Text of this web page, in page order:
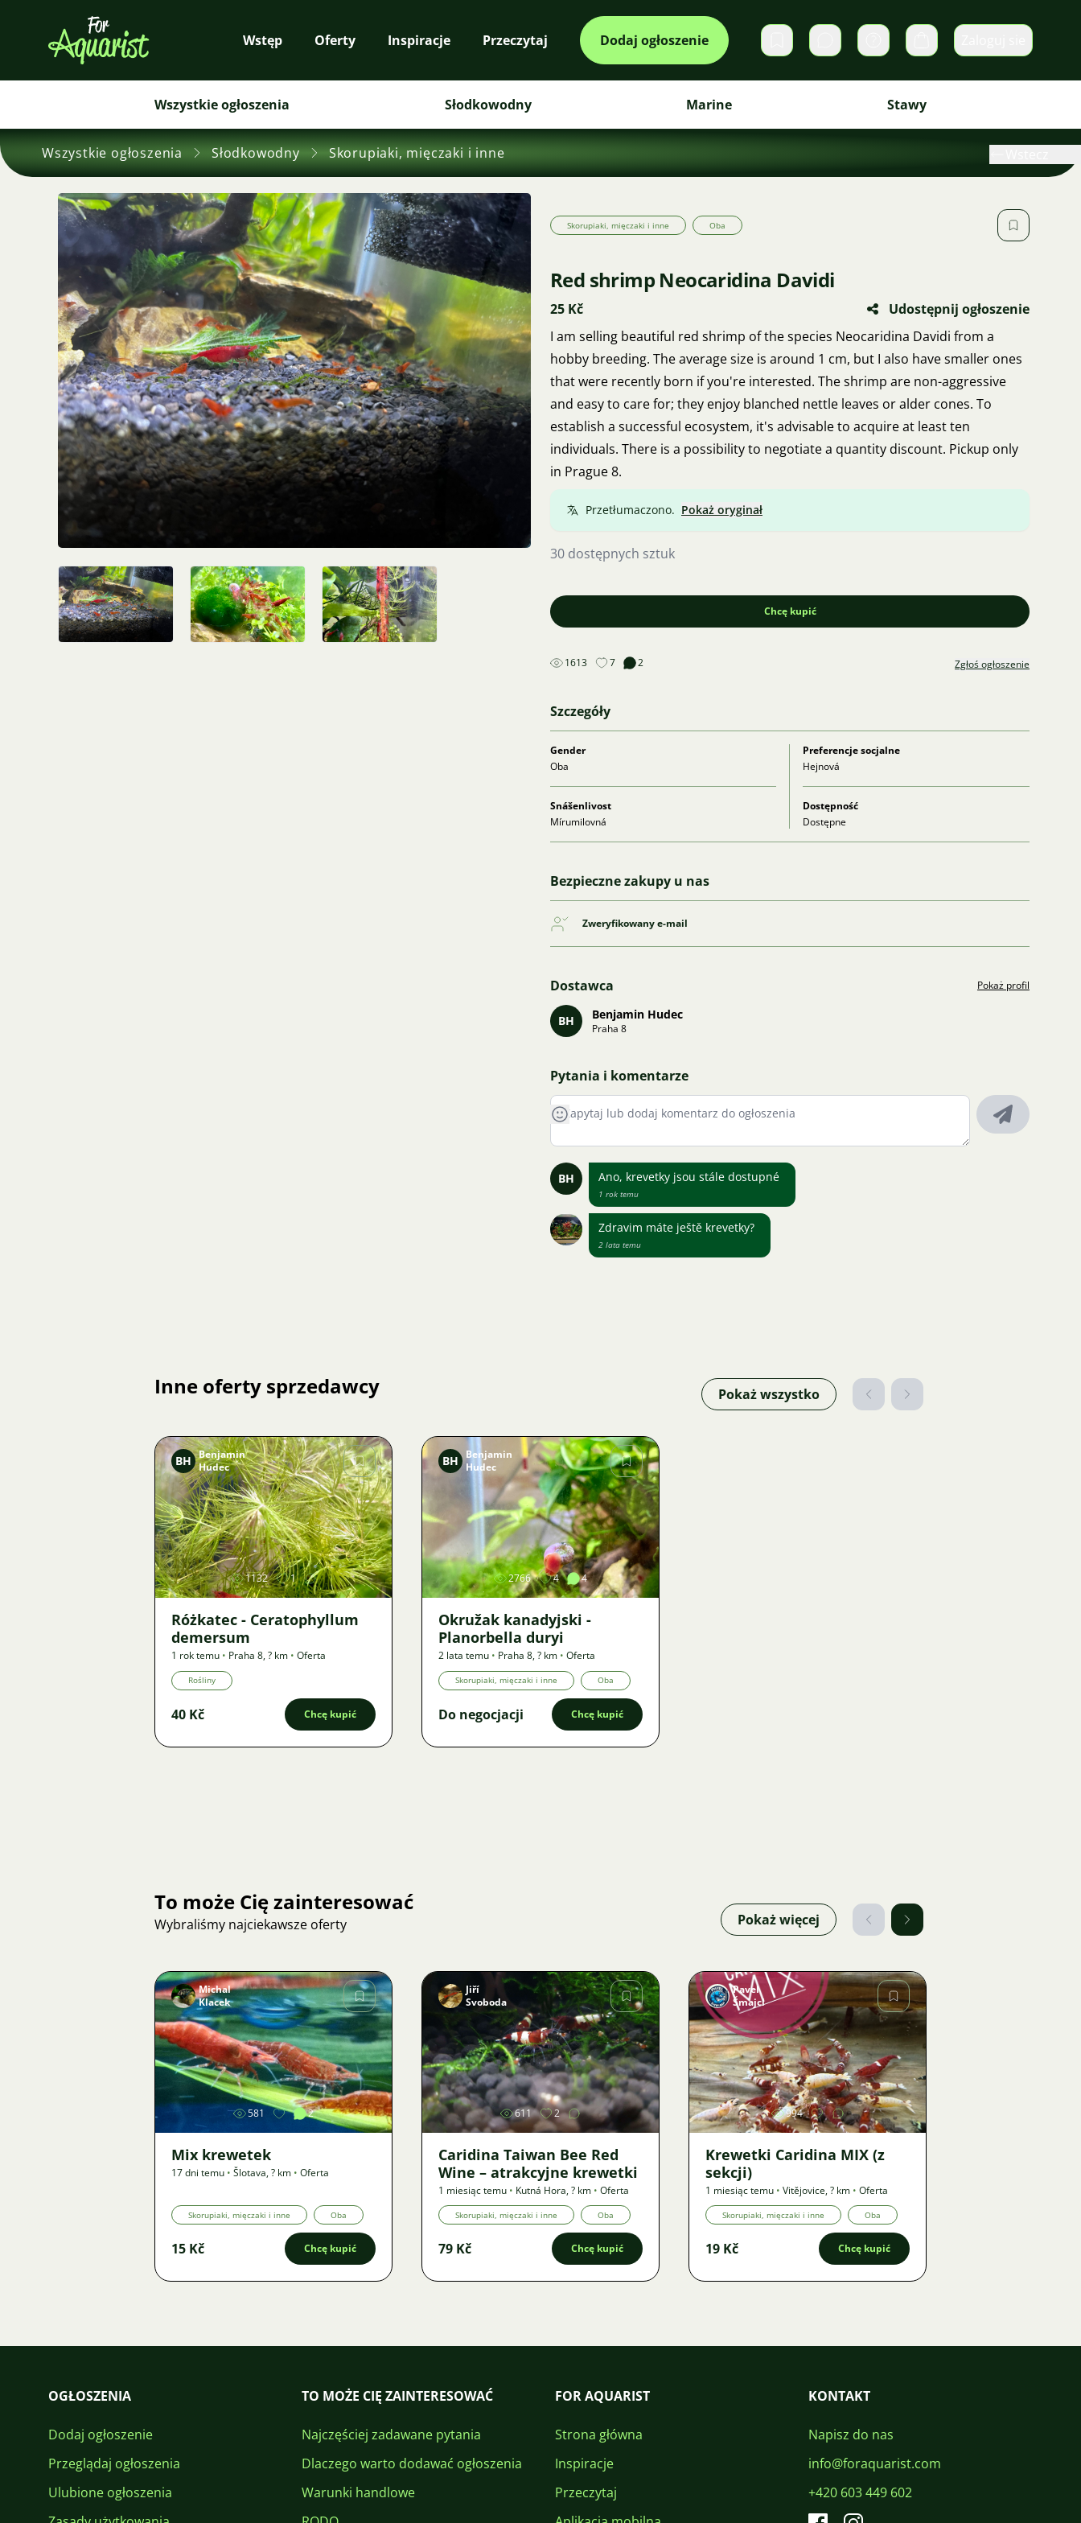
Wstęp Oferty Inspiracje Przeczytaj Dodaj ogłoszenie Prywatne wiadomości
Koszyk
Wszystkie ogłoszenia Słodkowodny Marine Stawy
Wszystkie ogłoszenia Słodkowodny Skorupiaki, mięczaki i inne
Skorupiaki, mięczaki i inne Oba
Red shrimp Neocaridina Davidi
25 Kč
Udostępnij ogłoszenie
I am selling beautiful red shrimp of the species Neocaridina Davidi from a
hobby breeding. The average size is around 1 cm, but I also have smaller ones
that were recently born if you're interested. The shrimp are non-aggressive
and easy to care for; they enjoy blanched nettle leaves or alder cones. To
establish a successful ecosystem, it's advisable to acquire at least ten
individuals. There is a possibility to negotiate a quantity discount. Pickup only
in Prague 8.
Przetłumaczono. Pokaż oryginał
30 dostępnych sztuk
Chcę kupić
1613 7 2 Zgłoś ogłoszenie
Szczegóły
Gender
Oba
Preferencje socjalne
Hejnová
Snášenlivost
Mírumilovná
Dostępność
Dostępne
Bezpieczne zakupy u nas
Zweryfikowany e-mail
Dostawca Pokaż profil
BH Benjamin Hudec
Praha 8
Pytania i komentarze
BH Ano, krevetky jsou stále dostupné
1 rok temu
Zdravim máte ještě krevetky?
2 lata temu
Inne oferty sprzedawcy Pokaż wszystko
Zdjęcie
BH Benjamin
Hudec
1132 1
Różkatec - Ceratophyllum
demersum
1 rok temu • Praha 8,? km • Oferta
Rośliny
40 Kč Chcę kupić
Zdjęcie
BH
Benjamin
Hudec
2766 4 4
Okružak kanadyjski -
Planorbella duryi
2 lata temu • Praha 8,? km • Oferta
Skorupiaki, mięczaki i inne Oba
Do negocjacji Chcę kupić
To może Cię zainteresować
Wybraliśmy najciekawsze oferty Pokaż więcej
Zdjęcie
Michal
Klacek
581 2
Mix krewetek
17 dni temu • Šlotava,? km • Oferta
Skorupiaki, mięczaki i inne Oba
15 Kč Chcę kupić
Zdjęcie
Jiří
Svoboda
611 2
Caridina Taiwan Bee Red
Wine – atrakcyjne krewetki
1 miesiąc temu • Kutná Hora,? km • Oferta
Skorupiaki, mięczaki i inne Oba
79 Kč Chcę kupić
Zdjęcie
Pavel
Šmajcl
994
Krewetki Caridina MIX (z
sekcji)
1 miesiąc temu • Vitějovice,? km • Oferta
Skorupiaki, mięczaki i inne Oba
19 Kč Chcę kupić
OGŁOSZENIA
Dodaj ogłoszenie
Przeglądaj ogłoszenia
Ulubione ogłoszenia
TO MOŻE CIĘ ZAINTERESOWAĆ
Najczęściej zadawane pytania
Dlaczego warto dodawać ogłoszenia
Warunki handlowe
FOR AQUARIST
Strona główna
Inspiracje
Przeczytaj
KONTAKT
Napisz do nas
info@foraquarist.com
+420 603 449 602